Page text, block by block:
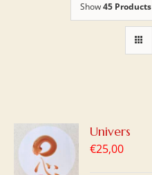
Show45 Products
Univers
€25,00